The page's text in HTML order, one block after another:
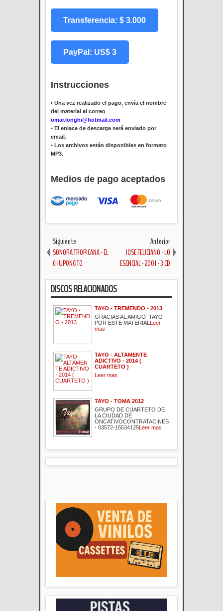
Transferencia: $ 3.000
PayPal: US$ 3
Instrucciones
• Una vez realizado el pago, envía el nombre
del material al correo
omar.longhi@hotmail.com
• El enlace de descarga será enviado por
email.
• Los archivos están disponibles en formato
MP3.
Medios de pago aceptados
Siguiente
SONORA TROPICANA - EL
CHUPONCITO
Anterior
JOSE FELICIANO - LO
ESENCIAL - 2001 - 3 CD
DISCOS RELACIONADOS
TAYO - TREMENDO - 2013
GRACIAS AL AMIGO TAYO
POR ESTE MATERIAL Leer
mas
TAYO - ALTAMENTE
ADICTIVO - 2014 (
CUARTETO )
Leer mas
TAYO - TOMA 2012
GRUPO DE CUARTETO DE
LA CIUDAD DE
ONCATIVOCONTRATACINES
- 03572-15534125Leer mas